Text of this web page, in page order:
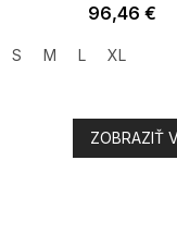
96,46 €
S M L XL
ZOBRAZIŤ